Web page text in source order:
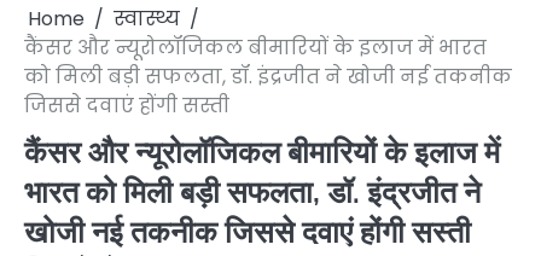
Home
स्वास्थ्य
कैंसर और न्यूरोलॉजिकल बीमारियों के इलाज में भारत
को मिली बड़ी सफलता, डॉ. इंद्रजीत ने खोजी नई तकनीक
जिससे दवाएं होंगी सस्ती
कैंसर और न्यूरोलॉजिकल बीमारियों के इलाज में
भारत को मिली बड़ी सफलता, डॉ. इंद्रजीत ने
खोजी नई तकनीक जिससे दवाएं होंगी सस्ती